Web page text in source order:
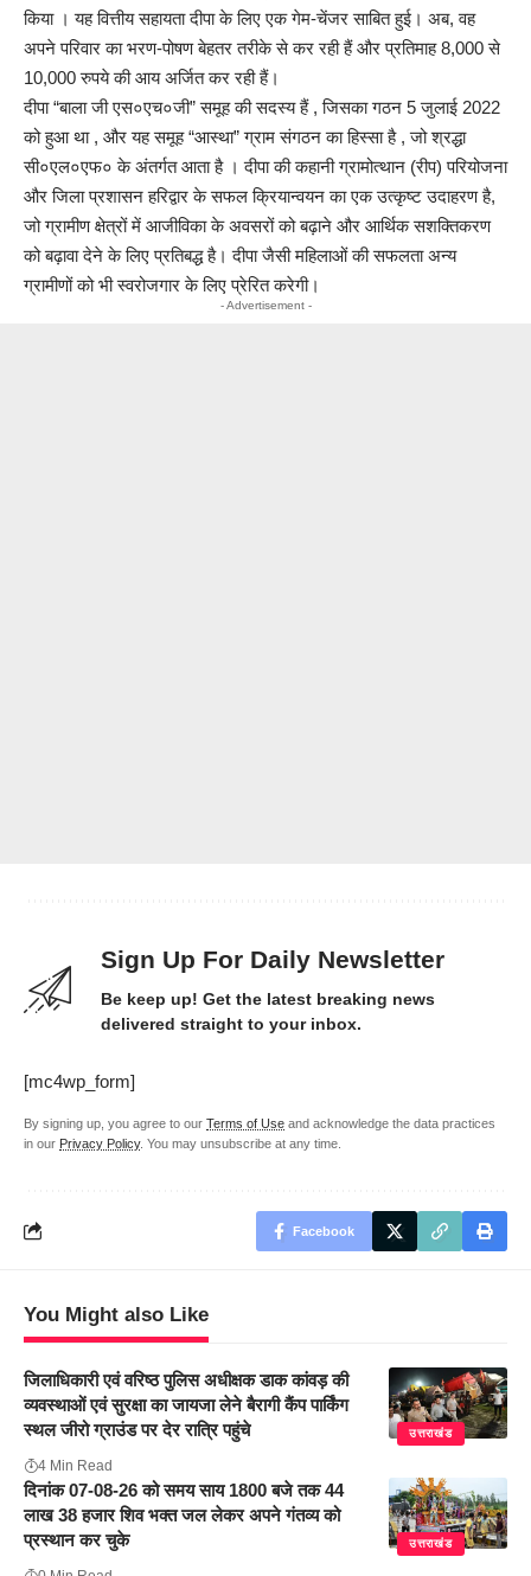
किया । यह वित्तीय सहायता दीपा के लिए एक गेम-चेंजर साबित हुई। अब, वह
अपने परिवार का भरण-पोषण बेहतर तरीके से कर रही हैं और प्रतिमाह 8,000 से
10,000 रुपये की आय अर्जित कर रही हैं।
दीपा “बाला जी एस०एच०जी” समूह की सदस्य हैं , जिसका गठन 5 जुलाई 2022
को हुआ था , और यह समूह “आस्था” ग्राम संगठन का हिस्सा है , जो श्रद्धा
सी०एल०एफ० के अंतर्गत आता है । दीपा की कहानी ग्रामोत्थान (रीप) परियोजना
और जिला प्रशासन हरिद्वार के सफल क्रियान्वयन का एक उत्कृष्ट उदाहरण है,
जो ग्रामीण क्षेत्रों में आजीविका के अवसरों को बढ़ाने और आर्थिक सशक्तिकरण
को बढ़ावा देने के लिए प्रतिबद्ध है। दीपा जैसी महिलाओं की सफलता अन्य
ग्रामीणों को भी स्वरोजगार के लिए प्रेरित करेगी।
- Advertisement -
Sign Up For Daily Newsletter
Be keep up! Get the latest breaking news
delivered straight to your inbox.
[mc4wp_form]
By signing up, you agree to our Terms of Use and acknowledge the data practices
in our Privacy Policy. You may unsubscribe at any time.
Facebook
You Might also Like
उत्तराखंड
जिलाधिकारी एवं वरिष्ठ पुलिस अधीक्षक डाक कांवड़ की
व्यवस्थाओं एवं सुरक्षा का जायजा लेने बैरागी कैंप पार्किंग
स्थल जीरो ग्राउंड पर देर रात्रि पहुंचे
4 Min Read
उत्तराखंड
दिनांक 07-08-26 को समय साय 1800 बजे तक 44
लाख 38 हजार शिव भक्त जल लेकर अपने गंतव्य को
प्रस्थान कर चुके